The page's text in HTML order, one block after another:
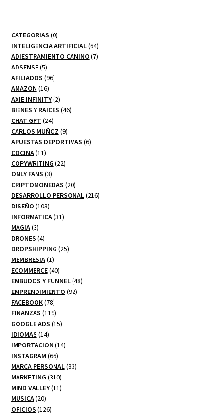
CATEGORIAS 00
productos
INTELIGENCIA ARTIFICIAL 6464
productos
ADIESTRAMIENTO CANINO 77
ADSENSE 55
productos
AFILIADOS 9696
AMAZON 1616
productos
AXIE INFINITY 22
productos
BIENES Y RAICES 4646
CHAT GPT 2424
productos
CARLOS MUÑOZ 99
productos
APUESTAS DEPORTIVAS 66
COCINA 1111
productos
COPYWRITING 2222
ONLY FANS 33
productos
CRIPTOMONEDAS 2020
productos
DESARROLLO PERSONAL 216216
DISEÑO 103103
productos
INFORMATICA 3131
MAGIA 33
productos
DRONES 44
productos
DROPSHIPPING 2525
MEMBRESIA 11
producto
ECOMMERCE 4040
productos
EMBUDOS Y FUNNEL 4848
EMPRENDIMIENTO 9292
FACEBOOK 7878
productos
FINANZAS 119119
productos
GOOGLE ADS 1515
IDIOMAS 1414
productos
IMPORTACION 1414
INSTAGRAM 6666
productos
MARCA PERSONAL 3333
MARKETING 310310
productos
MIND VALLEY 1111
MUSICA 2020
productos
OFICIOS 126126